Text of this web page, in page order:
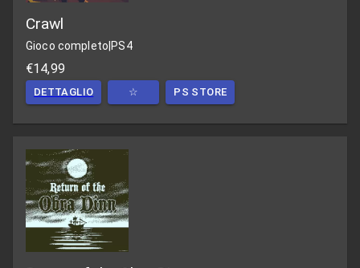
Crawl
Gioco completo PS4
€14,99
DETTAGLIO ☆ PS STORE